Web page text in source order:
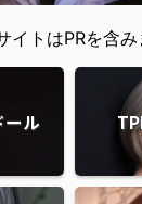
イトはPRを含み
ール